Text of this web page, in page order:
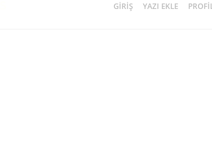
GIRIŞ YAZI EKLE